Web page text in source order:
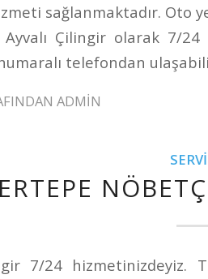
sağlanmaktadır. Oto
Ayvalı Çilingir olarak 7/
telefondan
ADMIN
7/24 hizmetinizdeyiz.